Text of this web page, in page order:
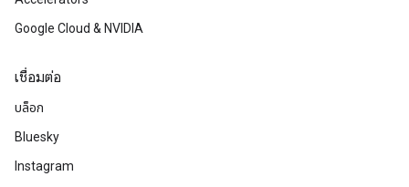
Google Cloud & NVIDIA
เชื่อมต่อ
บล็อก
Bluesky
Instagram